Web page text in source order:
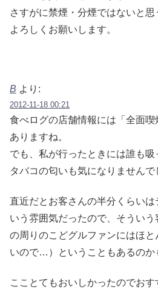
さすがに禁煙・分煙ではないと思
よろしくお願いします。
B より:
2012-11-18 00:21
食べログの店舗情報には「全面喫
ありますね。
でも、私が行ったときには誰も吸
タバコの匂いも気になりませんで
直近だとお客さんの半分くらい
いう雰囲気だったので、そうい
の周りのこどグルファンにはほ
いので…）ということもあるのか
こことてもおいしかったのでおす